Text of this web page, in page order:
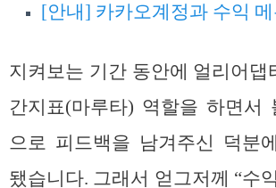
[안내] 카카오계정과 수익
지켜보는 기간 동안에 얼리어댑
간지표(마루타) 역할을 하면서
으로 피드백을 남겨주신 덕분
됐습니다. 그래서 얻그저께 “수